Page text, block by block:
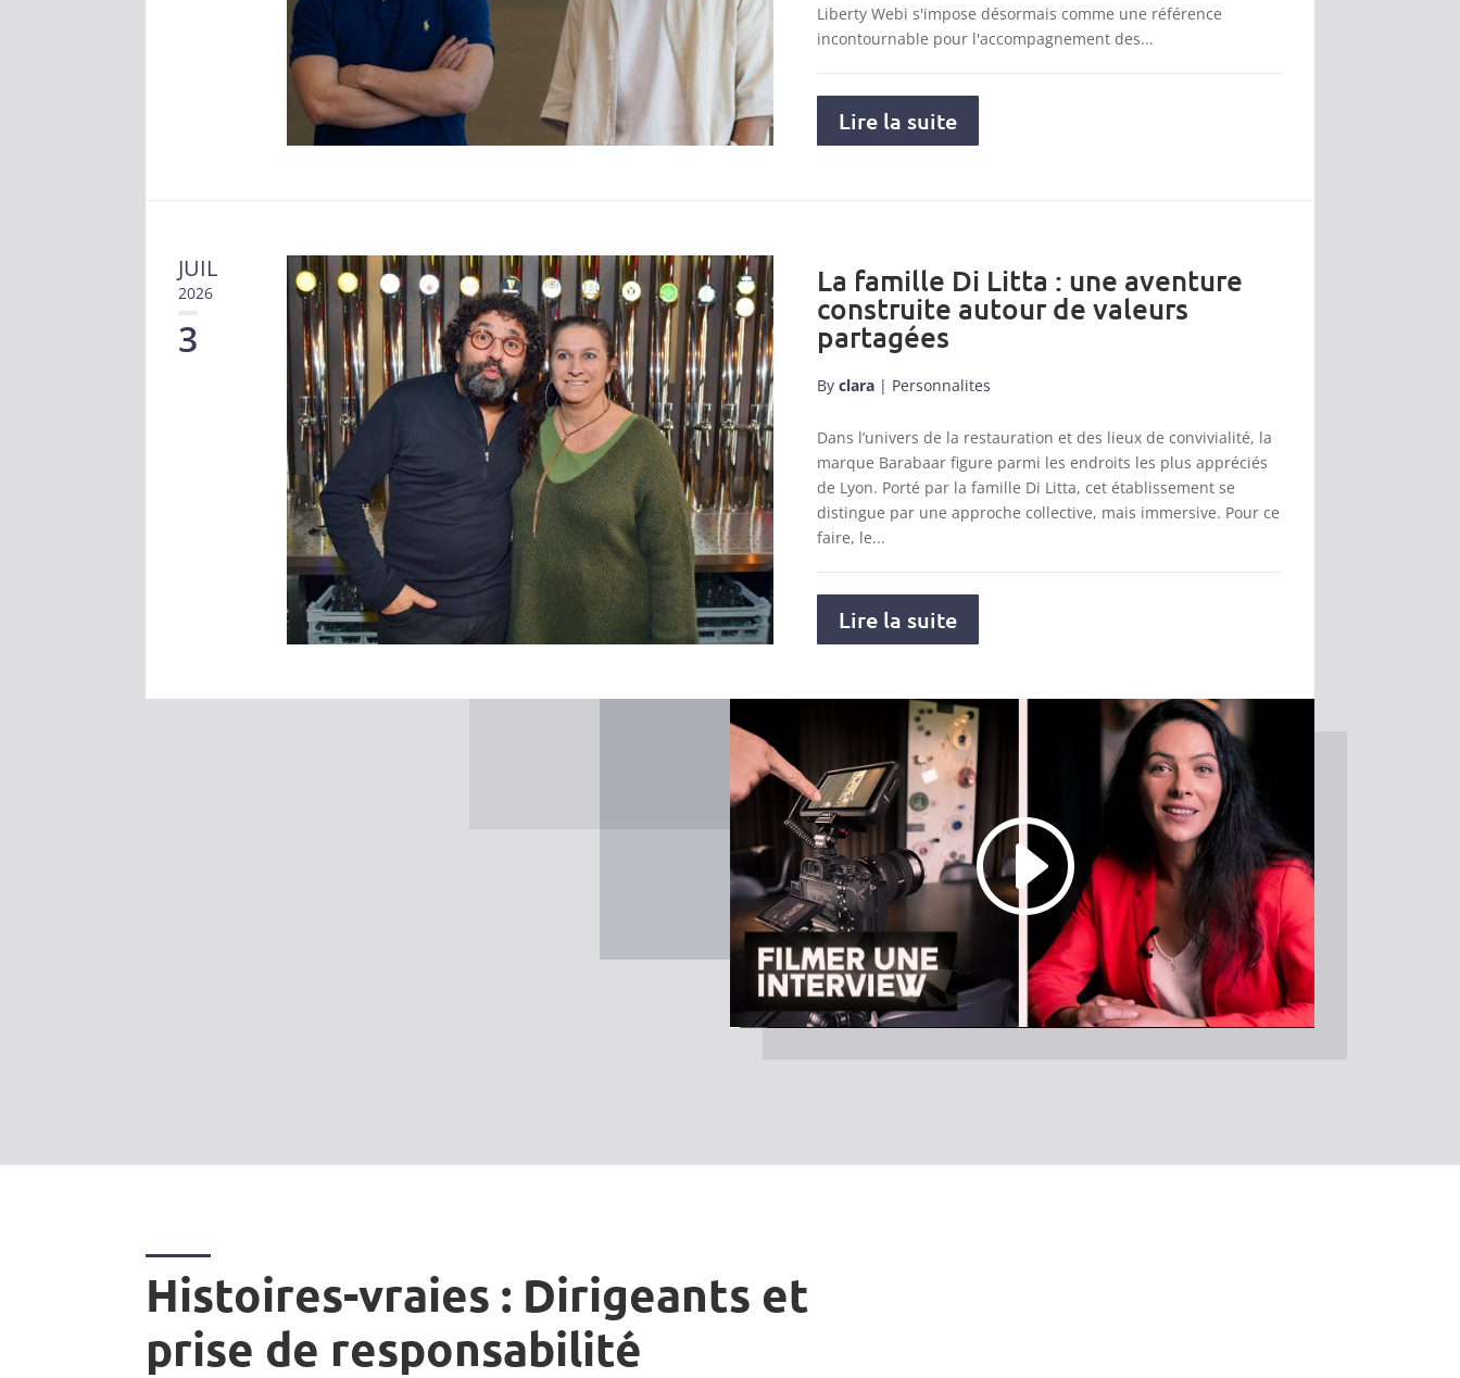
Liberty Webi s'impose désormais comme une référence
incontournable pour l'accompagnement des...
Lire la suite
JUIL
2026
3
La famille Di Litta : une aventure
construite autour de valeurs
partagées
By clara | Personnalites
Dans l’univers de la restauration et des lieux de convivialité, la
marque Barabaar figure parmi les endroits les plus appréciés
de Lyon. Porté par la famille Di Litta, cet établissement se
distingue par une approche collective, mais immersive. Pour ce
faire, le...
Lire la suite
Histoires-vraies : Dirigeants et
prise de responsabilité